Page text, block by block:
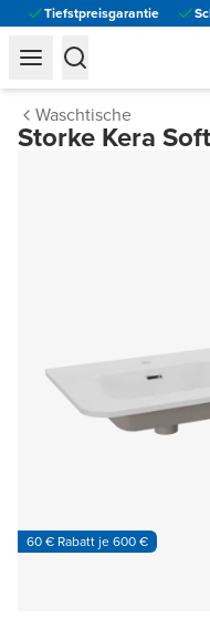
Tiefstpreisgarantie
Waschtische
Storke Kera
60 € Rabatt je 600 €